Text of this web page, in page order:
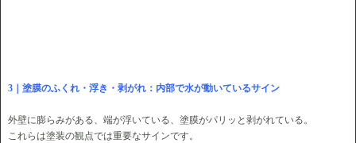
3｜塗膜のふくれ・浮き・剥がれ：内部で水が動いているサイン
外壁に膨らみがある、端が浮いている、塗膜がパリッと剥がれている。
これらは塗装の観点では重要なサインです。